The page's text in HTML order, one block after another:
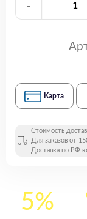
-
Карта
Стоимость
Для заказов от
Доставка по РФ
5%